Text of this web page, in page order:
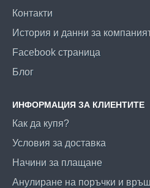
Контакти
История и данни за
Facebook страница
Блог
ИНФОРМАЦИЯ ЗА КЛИЕНТИТЕ
Как да купя?
Условия за доставка
Начини за плащане
Анулиране на поръчки и